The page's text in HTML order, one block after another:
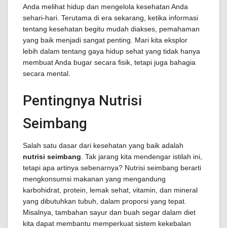
Anda melihat hidup dan mengelola kesehatan Anda
sehari-hari. Terutama di era sekarang, ketika informasi
tentang kesehatan begitu mudah diakses, pemahaman
yang baik menjadi sangat penting. Mari kita eksplor
lebih dalam tentang gaya hidup sehat yang tidak hanya
membuat Anda bugar secara fisik, tetapi juga bahagia
secara mental.
Pentingnya Nutrisi
Seimbang
Salah satu dasar dari kesehatan yang baik adalah
nutrisi seimbang . Tak jarang kita mendengar istilah ini,
tetapi apa artinya sebenarnya? Nutrisi seimbang berarti
mengkonsumsi makanan yang mengandung
karbohidrat, protein, lemak sehat, vitamin, dan mineral
yang dibutuhkan tubuh, dalam proporsi yang tepat.
Misalnya, tambahan sayur dan buah segar dalam diet
kita dapat membantu memperkuat sistem kekebalan